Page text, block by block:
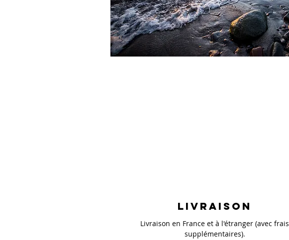
Livraison
Livraison en France et à l'étranger (avec frais
supplémentaires).